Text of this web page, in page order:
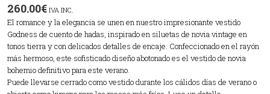
260.00€ IVA INC.
El romance y la elegancia se unen en nuestro impresionante vestido
Godness de cuento de hadas, inspirado en siluetas de novia vintage en
tonos tierra y con delicados detalles de encaje. Confeccionado en el rayón
más hermoso, este sofisticado diseño abotonado es el vestido de novia
bohemio definitivo para este verano.
Puede llevarse cerrado como vestido durante los cálidos días de verano o